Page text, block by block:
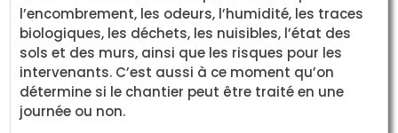
l’encombrement, les odeurs, l’humidité, les traces
biologiques, les déchets, les nuisibles, l’état des
sols et des murs, ainsi que les risques pour les
intervenants. C’est aussi à ce moment qu’on
détermine si le chantier peut être traité en une
journée ou non.